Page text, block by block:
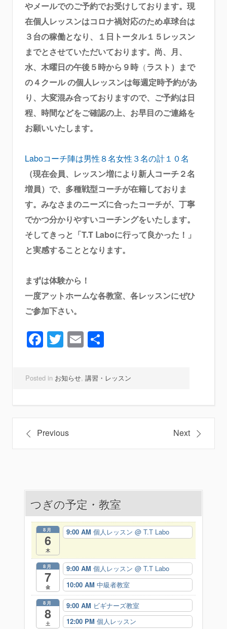
やメールでのご予約でお受けしております。現
在個人レッスンはコロナ禍対応のため卓球台は
３台の稼働となり、１日トータル１５レッスン
までとさせていただいております。尚、月、
水、木曜日の午後５時から９時（ラスト）まで
の４クール の個人レッスンは毎週定時予約があ
り、大変混み合っておりますので、ご予約は日
程、時間などをご確認の上、お早目のご連絡を
お願いいたします。
Laboコーチ陣は男性８名女性３名の計１０名
（現在会員、レッスン増により新人コーチ２名
増員）で、多種戦型コーチが在籍しておりま
す。みなさまのニーズに合ったコーチが、丁寧
でかつ分かりやすいコーチングをいたします。
そしてきっと「T.T Ⅼaboに行って良かった！」
と実感することとなります。
まずは体験から！
一度アットホームな各教室、各レッスンにぜひ
ご参加下さい。
Facebook
Twitter
Email
Posted in お知らせ, 講習・レッスン
投
稿
ビ
Previous Next
つぎの予定・教室
8月
6
木
9:00 AM 個人レッスン @ T.T Labo
8月
7
金
9:00 AM 個人レッスン @ T.T Labo
10:00 AM 中級者教室
8月
8
土
9:00 AM ビギナーズ教室
12:00 PM 個人レッスン